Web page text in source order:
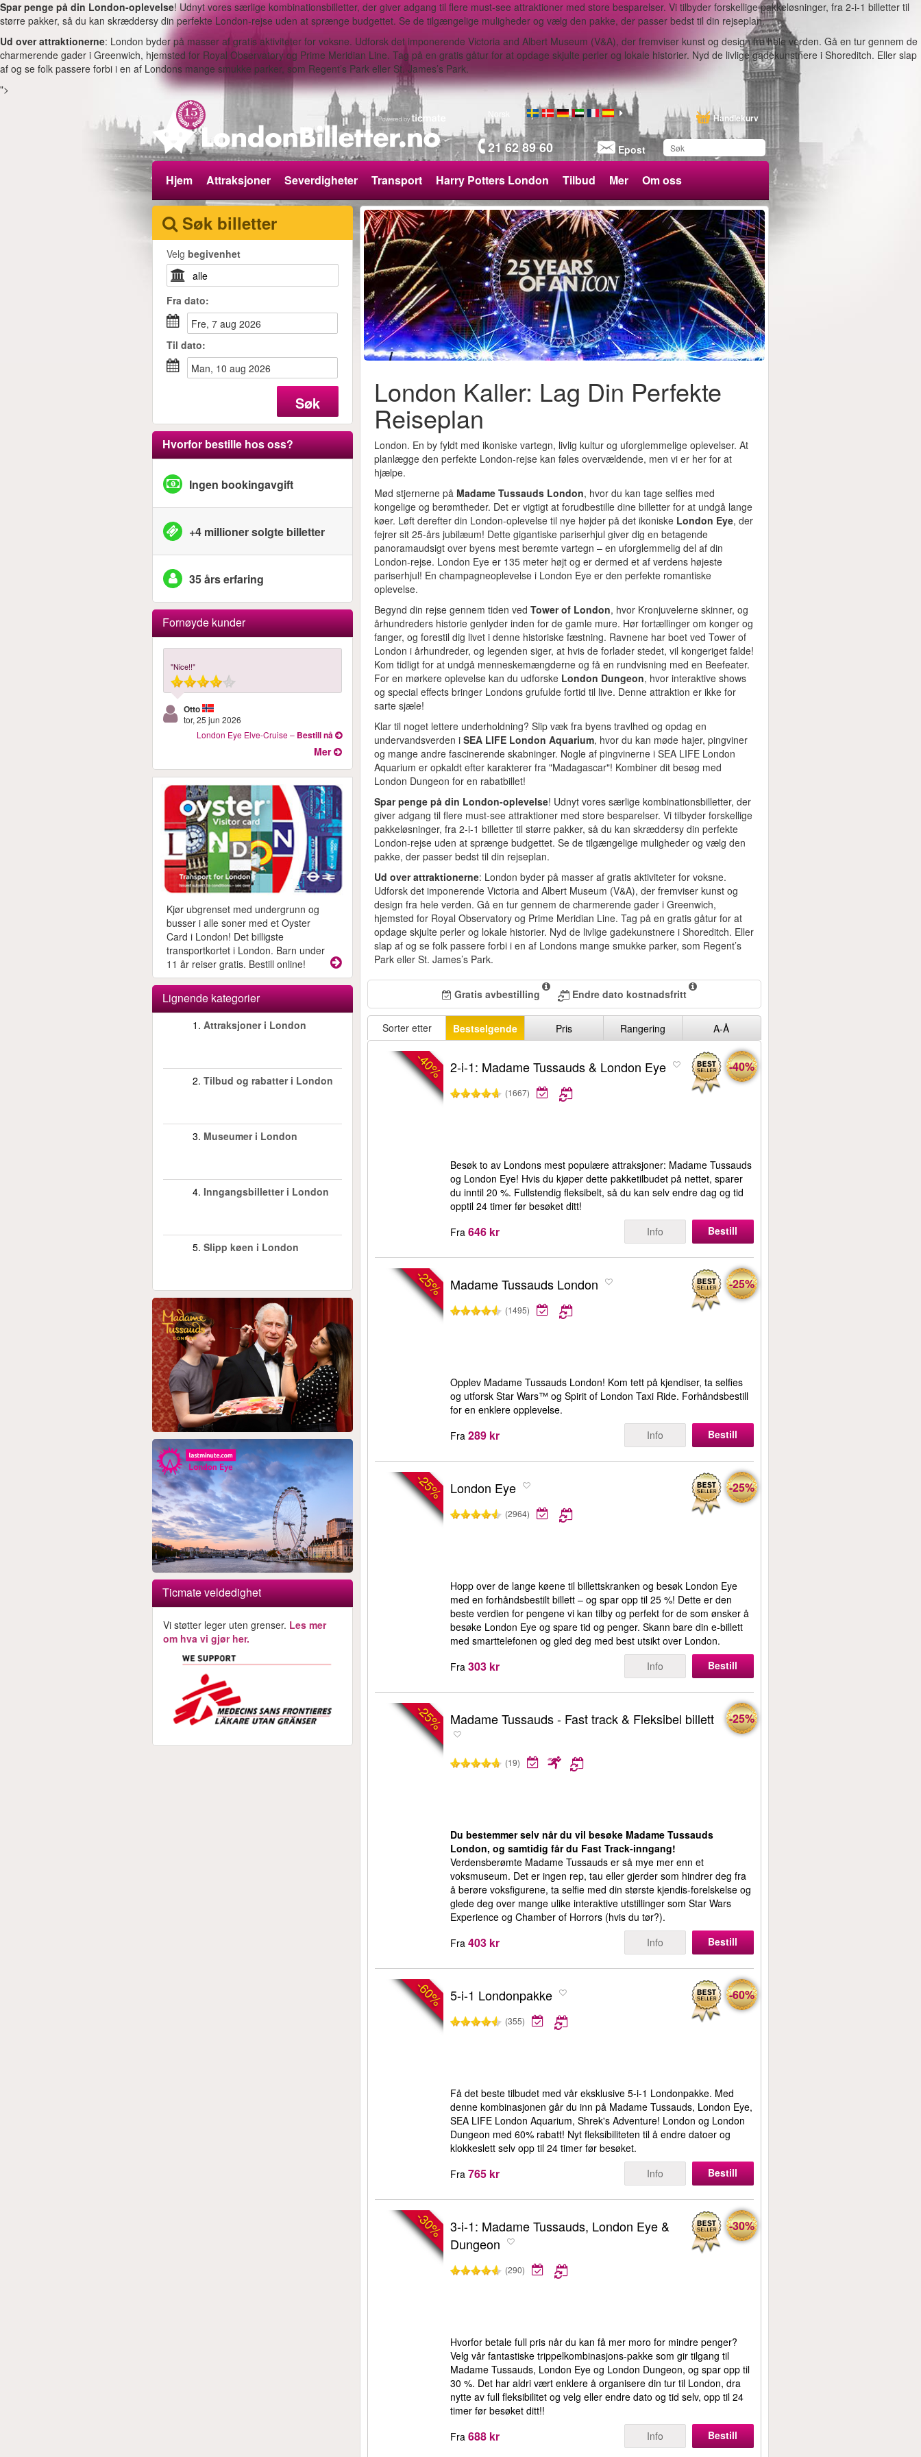
Spar penge på din London-oplevelse! Udnyt vores særlige kombinationsbilletter, der giver adgang til flere must-see attraktioner med store besparelser. Vi tilbyder forskellige pakkeløsninger, fra 2-i-1 billetter til
større pakker, så du kan skræddersy din perfekte London-rejse uden at sprænge budgettet. Se de tilgængelige muligheder og vælg den pakke, der passer bedst til din rejseplan.
Ud over attraktionerne: London byder på masser af gratis aktiviteter for voksne. Udforsk det imponerende Victoria and Albert Museum (V&A), der fremviser kunst og design fra hele verden. Gå en tur gennem de
charmerende gader i Greenwich, hjemsted for Royal Observatory og Prime Meridian Line. Tag på en gratis gåtur for at opdage skjulte perler og lokale historier. Nyd de livlige gadekunstnere i Shoreditch. Eller slap
af og se folk passere forbi i en af Londons mange smukke parker, som Regent’s Park eller St. James’s Park.
">
21 62 89 60 Epost
Handlekurv
Hjem Attraksjoner Severdigheter Transport Harry Potters London Tilbud Mer Om oss
Du har lagret dette
produktet på listen din
Søk billetter
Velg begivenhet
Fra dato:
fre, 7 aug 2026
Til dato:
man, 10 aug 2026
Søk
Hvorfor bestille hos oss?
Ingen bookingavgift
+4 millioner solgte billetter
35 års erfaring
Fornøyde kunder
"Nice!!"
Otto
tor, 25 jun 2026
London Eye Elve-Cruise– Bestill nå
Mer
Kjør ubgrenset med undergrunn og
busser i alle soner med et Oyster
Card i London! Det billigste
transportkortet i London. Barn under
11 år reiser gratis. Bestill online!
Lignende kategorier
1. Attraksjoner i London
2. Tilbud og rabatter i London
3. Museumer i London
4. Inngangsbilletter i London
5. Slipp køen i London
Ticmate veldedighet
Vi støtter leger uten grenser. Les mer
om hva vi gjør her.
London Kaller: Lag Din Perfekte
Reiseplan
London. En by fyldt med ikoniske vartegn, livlig kultur og uforglemmelige oplevelser. At
planlægge den perfekte London-rejse kan føles overvældende, men vi er her for at
hjælpe.
Mød stjernerne på Madame Tussauds London, hvor du kan tage selfies med
kongelige og berømtheder. Det er vigtigt at forudbestille dine billetter for at undgå lange
køer. Løft derefter din London-oplevelse til nye højder på det ikoniske London Eye, der
fejrer sit 25-års jubilæum! Dette gigantiske pariserhjul giver dig en betagende
panoramaudsigt over byens mest berømte vartegn – en uforglemmelig del af din
London-rejse. London Eye er 135 meter højt og er dermed et af verdens højeste
pariserhjul! En champagneoplevelse i London Eye er den perfekte romantiske
oplevelse.
Begynd din rejse gennem tiden vedTower of London, hvor Kronjuvelerne skinner, og
århundreders historie genlyder inden for de gamle mure. Hør fortællinger om konger og
fanger, og forestil dig livet i denne historiske fæstning. Ravnene har boet ved Tower of
London i århundreder, og legenden siger, at hvis de forlader stedet, vil kongeriget falde!
Kom tidligt for at undgå menneskemængderne og få en rundvisning med en Beefeater.
For en mørkere oplevelse kan du udforske London Dungeon, hvor interaktive shows
og special effects bringer Londons grufulde fortid til live. Denne attraktion er ikke for
sarte sjæle!
Klar til noget lettere underholdning? Slip væk fra byens travlhed og opdag en
undervandsverden iSEA LIFE London Aquarium, hvor du kan møde hajer, pingviner
og mange andre fascinerende skabninger. Nogle af pingvinerne i SEA LIFE London
Aquarium er opkaldt efter karakterer fra "Madagascar"! Kombiner dit besøg med
London Dungeon for en rabatbillet!
Spar penge på din London-oplevelse! Udnyt vores særlige kombinationsbilletter, der
giver adgang til flere must-see attraktioner med store besparelser. Vi tilbyder forskellige
pakkeløsninger, fra 2-i-1 billetter til større pakker, så du kan skræddersy din perfekte
London-rejse uden at sprænge budgettet. Se de tilgængelige muligheder og vælg den
pakke, der passer bedst til din rejseplan.
Ud over attraktionerne: London byder på masser af gratis aktiviteter for voksne.
Udforsk det imponerende Victoria and Albert Museum (V&A), der fremviser kunst og
design fra hele verden. Gå en tur gennem de charmerende gader i Greenwich,
hjemsted for Royal Observatory og Prime Meridian Line. Tag på en gratis gåtur for at
opdage skjulte perler og lokale historier. Nyd de livlige gadekunstnere i Shoreditch. Eller
slap af og se folk passere forbi i en af Londons mange smukke parker, som Regent’s
Park eller St. James’s Park.
Gratis avbestilling Endre dato kostnadsfritt
Sorter etter Bestselgende Pris Rangering A-Å
-40% 2-i-1: Madame Tussauds & London Eye
(1667)
-40%
Besøk to av Londons mest populære attraksjoner: Madame Tussauds
og London Eye! Hvis du kjøper dette pakketilbudet på nettet, sparer
du inntil 20 %. Fullstendig fleksibelt, så du kan selv endre dag og tid
opptil 24 timer før besøket ditt!
Fra 646 kr Info Bestill
-25% Madame Tussauds London
(1495)
-25%
Opplev Madame Tussauds London! Kom tett på kjendiser, ta selfies
og utforsk Star Wars™ og Spirit of London Taxi Ride. Forhåndsbestill
for en enklere opplevelse.
Fra 289 kr Info Bestill
-25% London Eye
(2964)
-25%
Hopp over de lange køene til billettskranken og besøk London Eye
med en forhåndsbestilt billett – og spar opp til 25 %! Dette er den
beste verdien for pengene vi kan tilby og perfekt for de som ønsker å
besøke London Eye og spare tid og penger. Skann bare din e-billett
med smarttelefonen og gled deg med best utsikt over London.
Fra 303 kr Info Bestill
-25% Madame Tussauds - Fast track & Fleksibel billett
(19)
-25%
Du bestemmer selv når du vil besøke Madame Tussauds
London, og samtidig får du Fast Track-inngang!
Verdensberømte Madame Tussauds er så mye mer enn et
voksmuseum. Det er ingen rep, tau eller gjerder som hindrer deg fra
å berøre voksfigurene, ta selfie med din største kjendis-forelskelse og
glede deg over mange ulike interaktive utstillinger som Star Wars
Experience og Chamber of Horrors (hvis du tør?).
Fra 403 kr Info Bestill
-60% 5-i-1 Londonpakke
(355)
-60%
Få det beste tilbudet med vår eksklusive 5-i-1 Londonpakke. Med
denne kombinasjonen går du inn på Madame Tussauds, London Eye,
SEA LIFE London Aquarium, Shrek's Adventure! London og London
Dungeon med 60% rabatt! Nyt fleksibiliteten til å endre datoer og
klokkeslett selv opp til 24 timer før besøket.
Fra 765 kr Info Bestill
-30% 3-i-1: Madame Tussauds, London Eye &
Dungeon
(290)
-30%
Hvorfor betale full pris når du kan få mer moro for mindre penger?
Velg vår fantastiske trippelkombinasjons-pakke som gir tilgang til
Madame Tussauds, London Eye og London Dungeon, og spar opp til
30 %. Det har aldri vært enklere å organisere din tur til London, dra
nytte av full fleksibilitet og velg eller endre dato og tid selv, opp til 24
timer før besøket ditt!!
Fra 688 kr Info Bestill